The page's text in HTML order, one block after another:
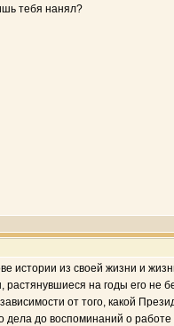
тебя нанял?
истории из своей жизни и
на годы его не
от того, какой
до воспоминаний о работе